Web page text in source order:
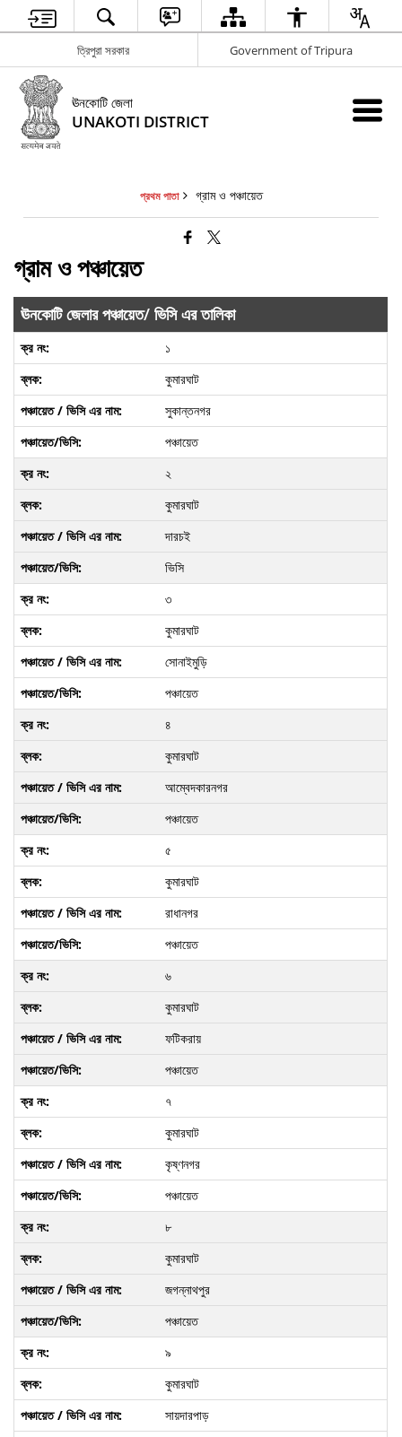
ত্রিপুরা সরকার Government of Tripura
ঊনকোটি জেলা
UNAKOTI DISTRICT
প্রথম পাতা গ্রাম ও পঞ্চায়েত
গ্রাম ও পঞ্চায়েত
ঊনকোটি জেলার পঞ্চায়েত/ ভিসি এর তালিকা
১
কুমারঘাট
সুকান্তনগর
পঞ্চায়েত
২
কুমারঘাট
দারচই
ভিসি
৩
কুমারঘাট
সোনাইমুড়ি
পঞ্চায়েত
৪
কুমারঘাট
আম্বেদকারনগর
পঞ্চায়েত
৫
কুমারঘাট
রাধানগর
পঞ্চায়েত
৬
কুমারঘাট
ফটিকরায়
পঞ্চায়েত
৭
কুমারঘাট
কৃষ্ণনগর
পঞ্চায়েত
৮
কুমারঘাট
জগন্নাথপুর
পঞ্চায়েত
৯
কুমারঘাট
সায়দারপাড়